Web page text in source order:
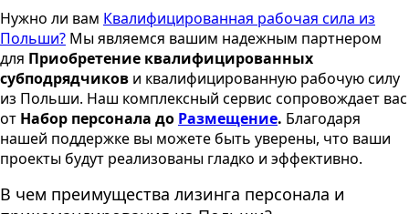
Нужно ли вам Квалифицированная рабочая сила из
Польши? Мы являемся вашим надежным партнером
для Приобретение квалифицированных
субподрядчиков и квалифицированную рабочую силу
из Польши. Наш комплексный сервис сопровождает вас
от Набор персонала до Размещение. Благодаря
нашей поддержке вы можете быть уверены, что ваши
проекты будут реализованы гладко и эффективно.
В чем преимущества лизинга персонала и